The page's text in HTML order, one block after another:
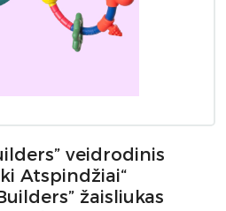
veidrodinis
Atspindžiai“
žaisliukas